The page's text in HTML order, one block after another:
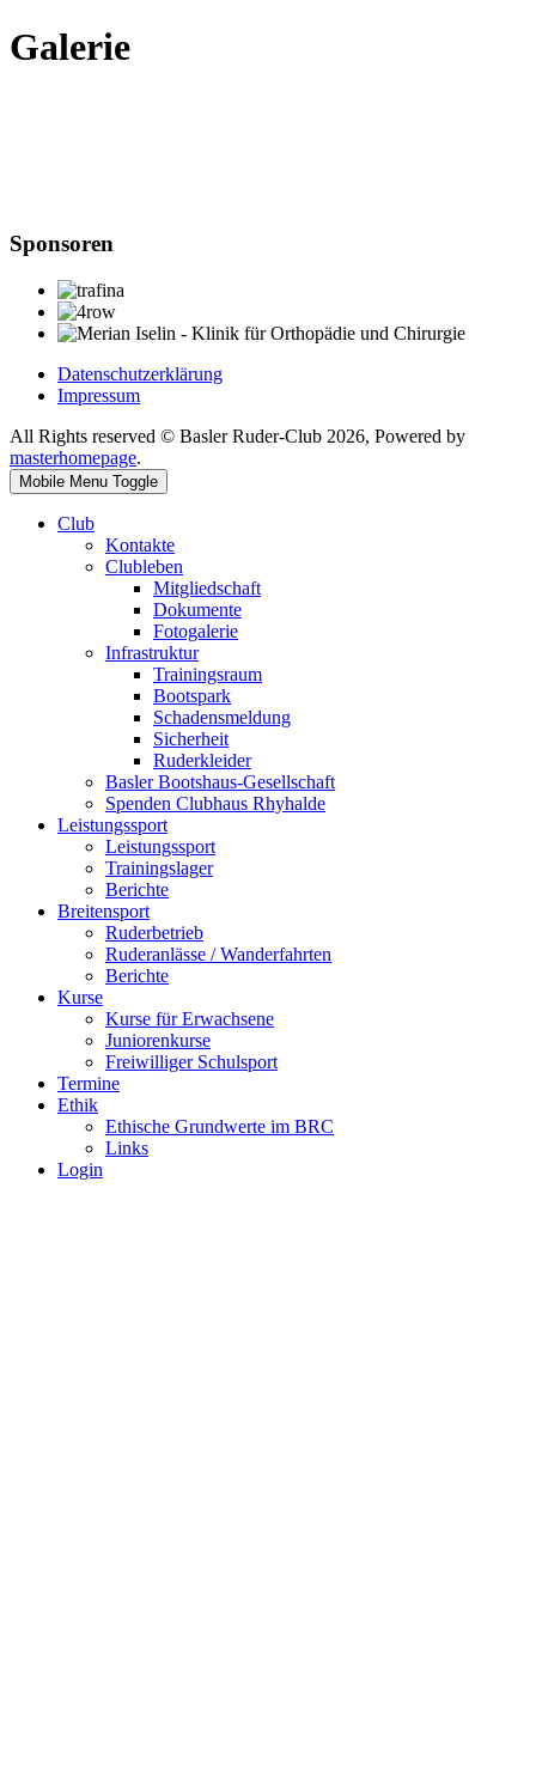
Galerie
Sponsoren
Datenschutzerklärung
Impressum
All Rights reserved © Basler Ruder-Club 2026, Powered by
masterhomepage.
Mobile Menu Toggle
Club
Kontakte
Clubleben
Mitgliedschaft
Dokumente
Fotogalerie
Infrastruktur
Trainingsraum
Bootspark
Schadensmeldung
Sicherheit
Ruderkleider
Basler Bootshaus-Gesellschaft
Spenden Clubhaus Rhyhalde
Leistungssport
Leistungssport
Trainingslager
Berichte
Breitensport
Ruderbetrieb
Ruderanlässe / Wanderfahrten
Berichte
Kurse
Kurse für Erwachsene
Juniorenkurse
Freiwilliger Schulsport
Termine
Ethik
Ethische Grundwerte im BRC
Links
Login